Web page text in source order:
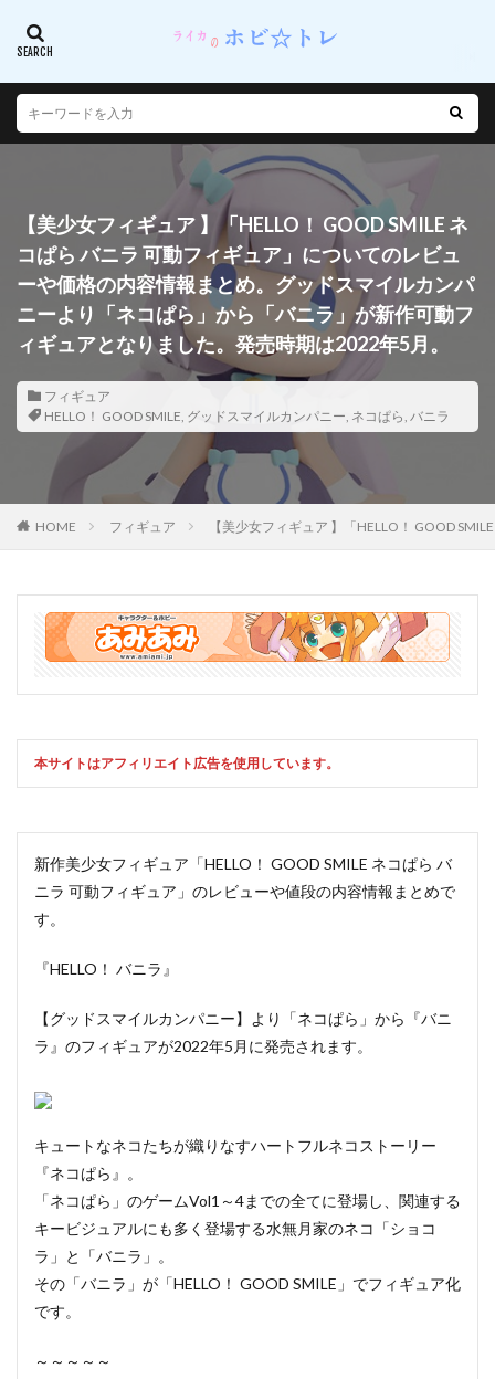
【美少女フィギュア 】「HELLO！ GOOD SMILE ネ
コぱら バニラ 可動フィギュア」についてのレビュ
ーや価格の内容情報まとめ。グッドスマイルカンパ
ニーより「ネコぱら」から「バニラ」が新作可動フ
ィギュアとなりました。発売時期は2022年5月。
フィギュア
HELLO！ GOOD SMILE, グッドスマイルカンパニー, ネコぱら, バニラ
HOME フィギュア 【美少女フィギュア 】「HELLO！ GOOD
本サイトはアフィリエイト広告を使用しています。
新作美少女フィギュア「HELLO！ GOOD SMILE ネコぱら バ
ニラ 可動フィギュア」のレビューや値段の内容情報まとめで
す。
『HELLO！ バニラ』
【グッドスマイルカンパニー】より「ネコぱら」から『バニ
ラ』のフィギュアが2022年5月に発売されます。
キュートなネコたちが織りなすハートフルネコストーリー
『ネコぱら』。
「ネコぱら」のゲームVol1～4までの全てに登場し、関連する
キービジュアルにも多く登場する水無月家のネコ「ショコ
ラ」と「バニラ」。
その「バニラ」が「HELLO！ GOOD SMILE」でフィギュア化
です。
～～～～～